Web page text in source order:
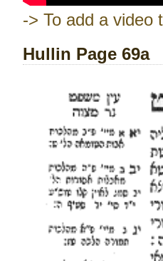
-> To add a video
Hullin Page 69a